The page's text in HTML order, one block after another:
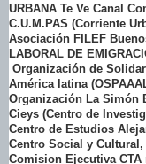
URBANA Te Ve Canal
C.U.M.PAS (Corriente
Asociación FILEF
LABORAL DE
Organización de
América latina
Organización La Simón
Cieys (Centro de
Centro de Estudios
Centro Social y
Comision Ejecutiva